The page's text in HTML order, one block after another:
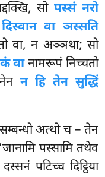
सोपस्सं नरो
दिस्वान वा ञस्सति
वा, न अञ्ञथा; सो
वानामरूपं निच्चतो
न हि तेन सुद्धिं
अत्थो च – तेन
पस्सामि तथेव
पटिच्च दिट्ठिया